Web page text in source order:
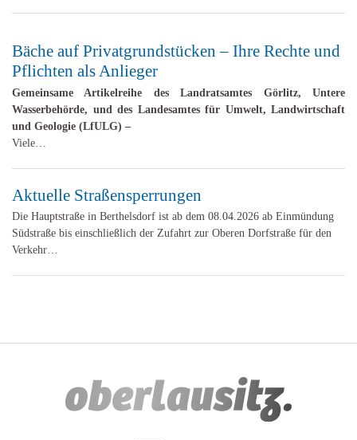
Bäche auf Privatgrundstücken – Ihre Rechte und
Pflichten als Anlieger
Gemeinsame Artikelreihe des Landratsamtes Görlitz, Untere
Wasserbehörde, und des Landesamtes für Umwelt, Landwirtschaft
und Geologie (LfULG) –
Viele…
Aktuelle Straßensperrungen
Die Hauptstraße in Berthelsdorf ist ab dem 08.04.2026 ab Einmündung
Südstraße bis einschließlich der Zufahrt zur Oberen Dorfstraße für den
Verkehr…